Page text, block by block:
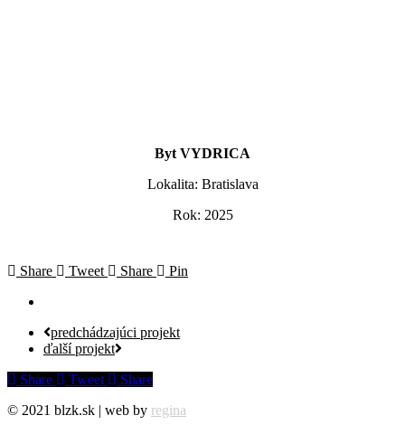
Byt VYDRICA
Lokalita: Bratislava
Rok: 2025
Share Tweet Share Pin
predchádzajúci projekt
ďalší projekt
Share
Tweet
Share
© 2021 blzk.sk | web by regina